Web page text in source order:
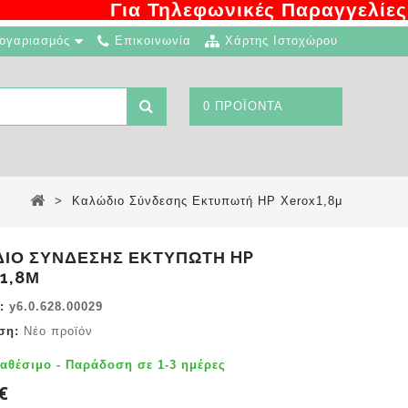
Για Τηλεφωνικές Παραγγελίες
Επικοινωνία Χάρτης Ιστοχώρου
0 ΠΡΟΪΌΝΤΑ
> Καλώδιο Σύνδεσης Εκτυπωτή HP Xerox1,8μ
ΣΎΝΔΕΣΗΣ ΕΚΤΥΠΩΤΉ HP
y6.0.628.00029
Νέο προϊόν
- Παράδοση σε 1-3 ημέρες